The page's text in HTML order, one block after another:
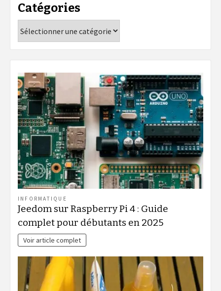
Catégories
INFORMATIQUE
Jeedom sur Raspberry Pi 4 : Guide
complet pour débutants en 2025
Voir article complet